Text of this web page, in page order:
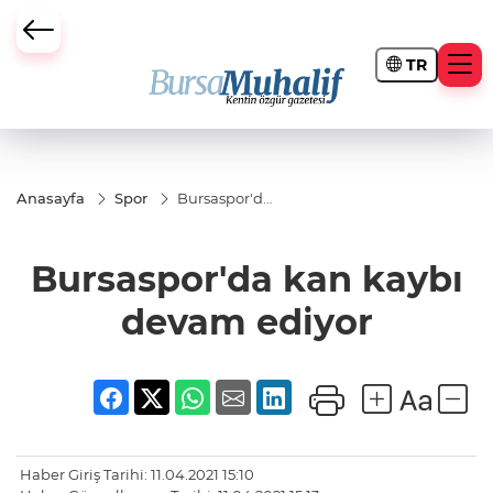
TR
Büyükşehir Darbesi
Anasayfa Spor
Bursaspor'da
Bursaspor'da kan kaybı
devam ediyor
Haber Giriş Tarihi: 11.04.2021 15:10